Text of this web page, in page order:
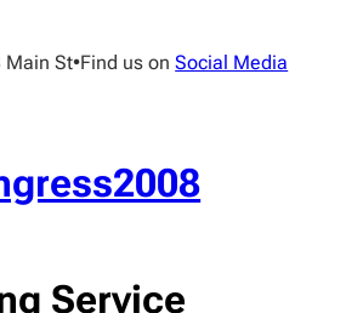
Main St•Find us onSocial Media
Service